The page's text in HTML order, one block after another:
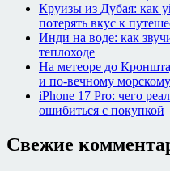
Круизы из Дубая: как
потерять вкус к
Инди на воде: как
теплоходе
На метеоре до
и по-вечному морскому
iPhone 17 Pro: чего
ошибиться с покупкой
Свежие